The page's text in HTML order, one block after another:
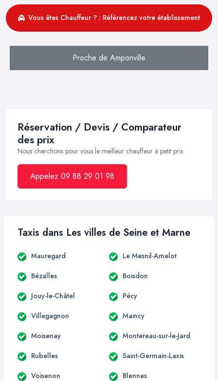
Vous êtes Chauffeur ? : Référencez votre établissement
Proche de Amponville
Réservation / Devis / Comparateur
des prix
Nous cherchons pour vous le meilleur chauffeur à petit prix
Appelez 09 88 29 01 98
Taxis dans Les villes de Seine et Marne
Mauregard Le Mesnil-Amelot
Bézalles Boisdon
Jouy-le-Châtel Pécy
Villegagnon Maincy
Moisenay Montereau-sur-le-Jard
Rubelles Saint-Germain-Laxis
Voisenon Blennes